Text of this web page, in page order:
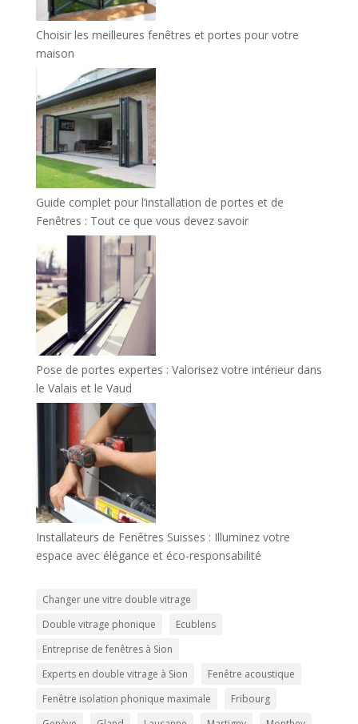
Choisir les meilleures fenêtres et portes pour votre
maison
Guide complet pour l’installation de portes et de
Fenêtres : Tout ce que vous devez savoir
Pose de portes expertes : Valorisez votre intérieur dans
le Valais et le Vaud
Installateurs de Fenêtres Suisses : Illuminez votre
espace avec élégance et éco-responsabilité
Changer une vitre double vitrage
Double vitrage phonique
Ecublens
Entreprise de fenêtres à Sion
Experts en double vitrage à Sion
Fenêtre acoustique
Fenêtre isolation phonique maximale
Fribourg